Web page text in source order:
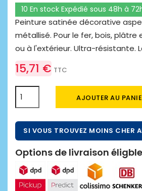
10 En stock Expédié sous 48h à
Peinture satinée décorative
métallisé. Pour le fer, bois, plâtre
ou à l'extérieur. Ultra-résistante.
15,71 € TTC
AJOUTER AU
SI VOUS TROUVEZ MOINS CHER
Options de livraison